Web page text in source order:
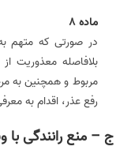
ماده 8
در صورتی که متهم
بلافاصله معذوریت
مربوط و همچنین به
رفع عذر، اقدام به
ج – منع رانندگی با